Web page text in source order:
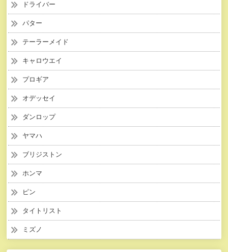
ドライバー
パター
テーラーメイド
キャロウエイ
プロギア
オデッセイ
ダンロップ
ヤマハ
ブリジストン
ホンマ
ピン
タイトリスト
ミズノ